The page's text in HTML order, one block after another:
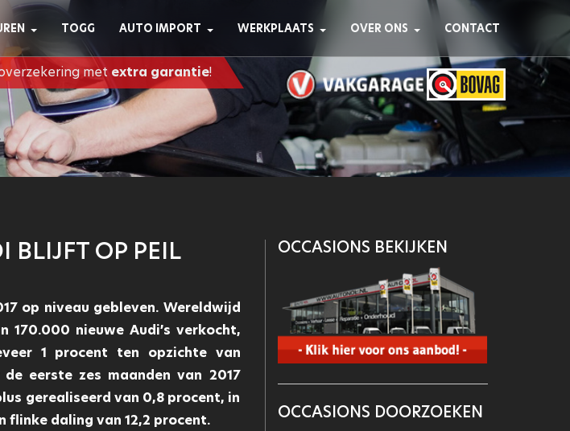
TOGG AUTO IMPORT WERKPLAATS OVER ONS CONTACT
met extra garantie!
BLIJFT OP PEIL
op niveau gebleven. Wereldwijd
170.000 nieuwe Audi’s verkocht,
1 procent ten opzichte van
eerste zes maanden van 2017
gerealiseerd van 0,8 procent, in
flinke daling van 12,2 procent.
OCCASIONS BEKIJKEN
OCCASIONS DOORZOEKEN